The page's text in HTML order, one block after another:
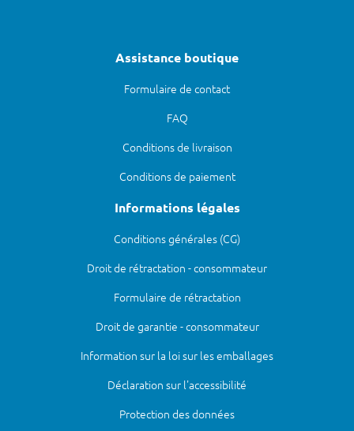
Assistance boutique
Formulaire de contact
FAQ
Conditions de livraison
Conditions de paiement
Informations légales
Conditions générales (CG)
Droit de rétractation - consommateur
Formulaire de rétractation
Droit de garantie - consommateur
Information sur la loi sur les emballages
Déclaration sur l'accessibilité
Protection des données